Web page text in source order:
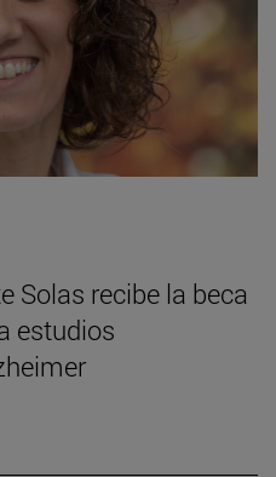
Solas recibe la beca
estudios